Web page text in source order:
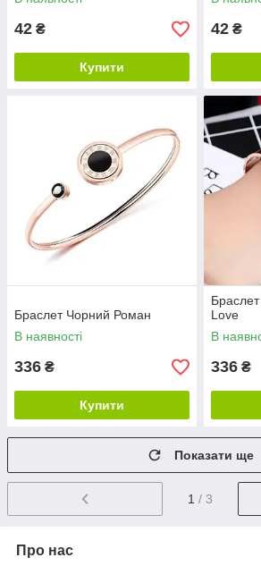
42 ₴
Купити
42 ₴
Браслет Чорний Роман
В наявності
336 ₴
Купити
Love
В
336 ₴
Показати ще
1 / 3
Про нас